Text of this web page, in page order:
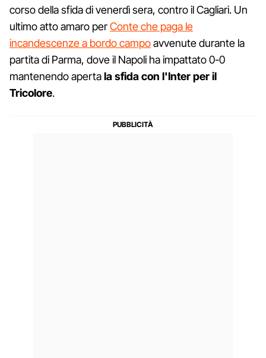
corso della sfida di venerdì sera, contro il Cagliari. Un
ultimo atto amaro perConte che paga le
incandescenze a bordo campoavvenute durante la
partita di Parma, dove il Napoli ha impattato 0-0
mantenendo apertala sfida con l'Inter per il
Tricolore.